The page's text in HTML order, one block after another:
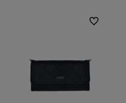
Do ulubionych